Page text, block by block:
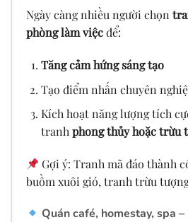
Ngày càng nhiều người chọn
phòng làm việcđể:
Tăng cảm hứng sáng tạo
Tạo điểm nhấn chuyên
Kích hoạt năng lượng tích
tranhphong thủy hoặc trừu
Gợi ý: Tranh mã đáo thành
buồm xuôi gió, tranh trừu
Quán café, homestay, spa